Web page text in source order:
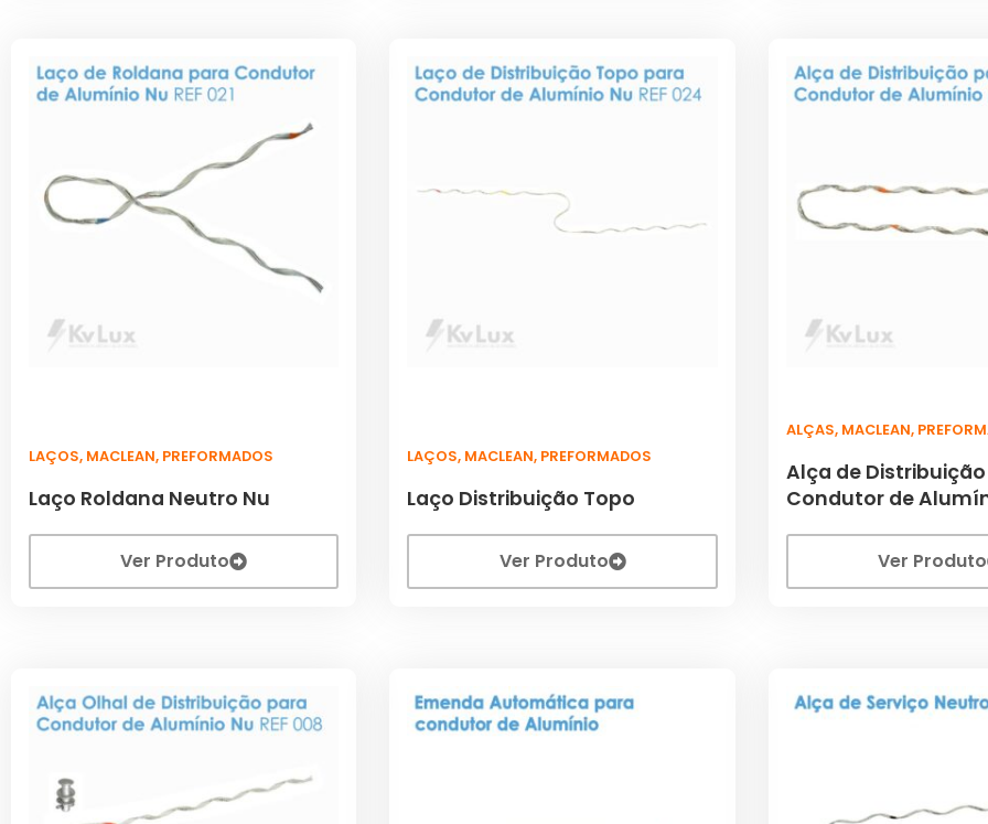
LAÇOS, MACLEAN, PREFORMADOS
Laço Roldana Neutro Nu
Ver Produto
LAÇOS, MACLEAN, PREFORMADOS
Laço Distribuição Topo
Ver Produto
ALÇAS, MACLEAN,
Alça de
Condutor de
Ver Produto